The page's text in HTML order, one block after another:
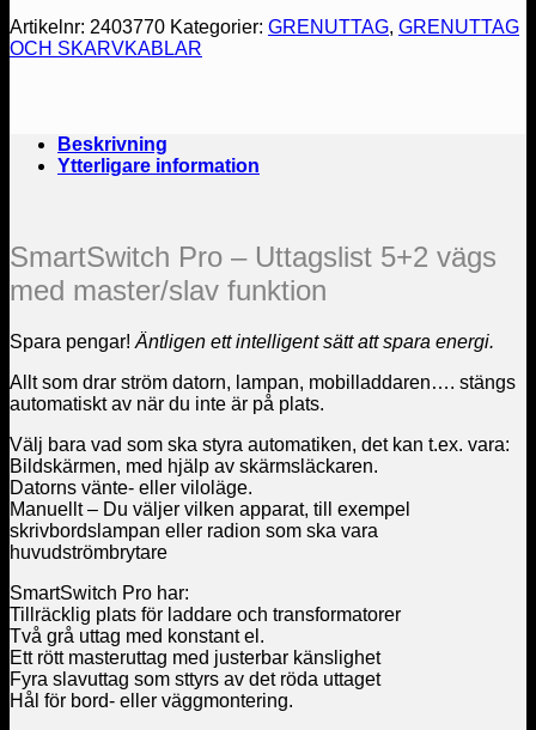
var:
1599 kr.
är:
Artikelnr: 2403770 Kategorier: GRENUTTAG, GRENUTTAG
OCH SKARVKABLAR
Beskrivning
Ytterligare information
SmartSwitch Pro – Uttagslist 5+2 vägs
med master/slav funktion
Spara pengar! Äntligen ett intelligent sätt att spara energi.
Allt som drar ström datorn, lampan, mobilladdaren…. stängs
automatiskt av när du inte är på plats.
Välj bara vad som ska styra automatiken, det kan t.ex. vara:
Bildskärmen, med hjälp av skärmsläckaren.
Datorns vänte- eller viloläge.
Manuellt – Du väljer vilken apparat, till exempel
skrivbordslampan eller radion som ska vara
huvudströmbrytare
SmartSwitch Pro har:
Tillräcklig plats för laddare och transformatorer
Två grå uttag med konstant el.
Ett rött masteruttag med justerbar känslighet
Fyra slavuttag som sttyrs av det röda uttaget
Hål för bord- eller väggmontering.